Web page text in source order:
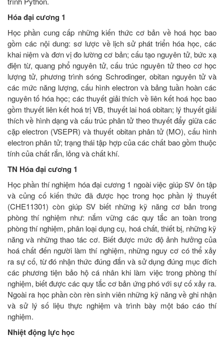
Hóa đại cương 1
Học phần cung cấp những kiến thức cơ bản về hoá học bao
gồm các nội dung: sơ lược về lịch sử phát triển hóa học, các
khai niệm và đơn vị đo lường cơ bản; cấu tạo nguyên tử, bức xạ
điện từ, quang phổ nguyên tử, cấu trúc nguyên tử theo cơ học
lượng tử, phương trình sóng Schrodinger, obitan nguyên tử và
các mức năng lượng, cấu hình electron và bảng tuần hoàn các
nguyên tố hóa học; các thuyết giải thích về liên kết hoá học bao
gồm thuyết liên kết hoá trị VB, thuyết lai hoá obitan; lý thuyết giải
thích về hình dạng và cấu trúc phân tử theo thuyết đẩy giữa các
cặp electron (VSEPR) và thuyết obitan phân tử (MO), cấu hình
electron phân tử; trạng thái tập hợp của các chất bao gồm thuộc
tính của chất rắn, lỏng và chất khí.
TN Hóa đại cương 1
Học phần thí nghiệm hóa đại cương 1 ngoài việc giúp SV ôn tập
và củng cố kiến thức đã được học trong học phần lý thuyết
(CHE11301) còn giúp SV biết những kỹ năng cơ bản trong
phòng thí nghiệm như: nắm vững các quy tắc an toàn trong
phòng thí nghiệm, phân loại dụng cụ, hoá chất, thiết bị, những kỹ
năng và những thao tác cơ. Biết được mức độ ảnh hưởng của
hoá chất đến người làm thí nghiệm, những nguy cơ có thể xảy
ra sự cố, từ đó nhận thức đúng đắn và sử dụng đúng mục đích
các phương tiện bảo hộ cá nhân khi làm việc trong phòng thí
nghiệm, biết được các quy tắc cơ bản ứng phó với sự cố xảy ra.
Ngoài ra học phần còn rèn sinh viên những kỹ năng về ghi nhận
và sử lý số liệu thực nghiệm và trình bày một báo cáo thí
nghiệm.
Nhiệt động lực học